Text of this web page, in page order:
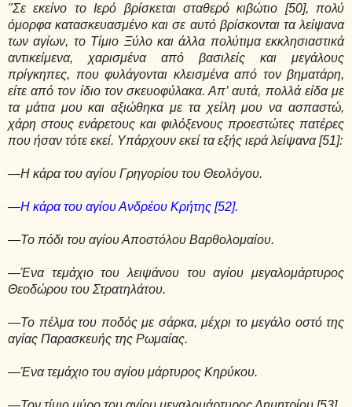
"Σε εκείνο το Ιερό βρίσκεται σταθερό κιβώτιο [50], πολύ
όμορφα κατασκευασμένο και σε αυτό βρίσκονται τα λείψανα
των αγίων, το Τίμιο Ξύλο και άλλα πολύτιμα εκκλησιαστικά
αντικείμενα, χαρισμένα από βασιλείς και μεγάλους
πρίγκηπες, που φυλάγονται κλεισμένα από τον βηματάρη,
είτε από τον ίδιο τον σκευοφύλακα. Απ’ αυτά, πολλά είδα με
τα μάτια μου και αξιώθηκα με τα χείλη μου να ασπαστώ,
χάρη στους ενάρετους και φιλόξενους προεστώτες πατέρες
που ήσαν τότε εκεί. Υπάρχουν εκεί τα εξής ιερά λείψανα [51]:
—Η κάρα του αγίου Γρηγορίου του Θεολόγου.
—Η κάρα του αγίου Ανδρέου Κρήτης [52].
—Το πόδι του αγίου Αποστόλου Βαρθολομαίου.
—Ένα τεμάχιο του λειψάνου του αγίου μεγαλομάρτυρος
Θεοδώρου του Στρατηλάτου.
—Το πέλμα του ποδός με σάρκα, μέχρι το μεγάλο οστό της
αγίας Παρασκευής της Ρωμαίας.
—Ένα τεμάχιο του αγίου μάρτυρος Κηρύκου.